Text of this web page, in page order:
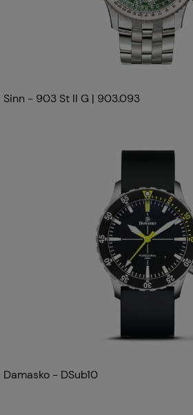
Sinn - 903 St II G | 903.093
Damasko - DSub10